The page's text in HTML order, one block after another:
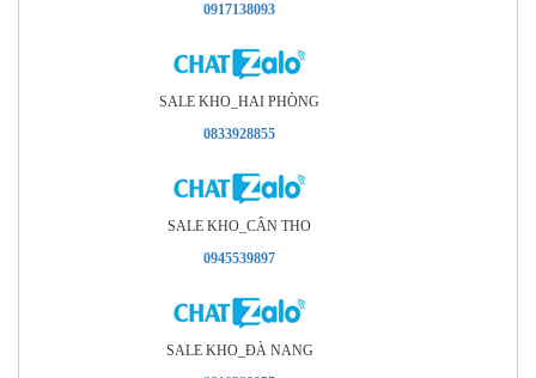
0917138093
SALE KHO_HAI PHÒNG
0833928855
SALE KHO_CÂN THO
0945539897
SALE KHO_ÐÀ NANG